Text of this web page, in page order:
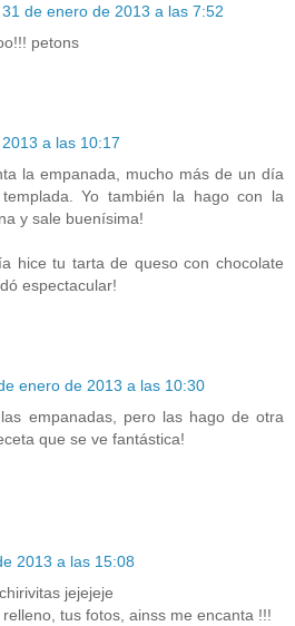
31 de enero de 2013 a las 7:52
petons
a las 10:17
la empanada, mucho más de un día
Yo también la hago con la
y sale buenísima!
hice tu tarta de queso con chocolate
espectacular!
enero de 2013 a las 10:30
empanadas, pero las hago de otra
que se ve fantástica!
2013 a las 15:08
jejejeje
tus fotos, ainss me encanta !!!